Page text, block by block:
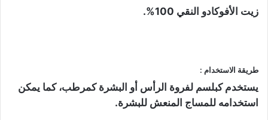
زيت الأفوكادو النقي 100%.
طريقة الاستخدام :
يستخدم كبلسم لفروة الرأس أو البشرة كمرطب، كما يمكن
استخدامه للمساج المنعش للبشرة.